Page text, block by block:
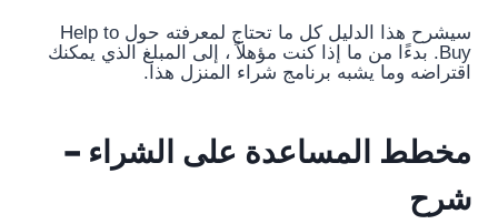
سيشرح هذا الدليل كل ما تحتاج لمعرفته حول Help to
Buy. بدءًا من ما إذا كنت مؤهلاً ، إلى المبلغ الذي يمكنك
اقتراضه وما يشبه برنامج شراء المنزل هذا.
مخطط المساعدة على الشراء –
شرح